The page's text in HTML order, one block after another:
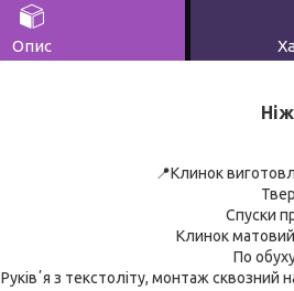
Опис
📍Клинок
Спуски
Клинок
По
Руківʼя з текстоліту, монтаж